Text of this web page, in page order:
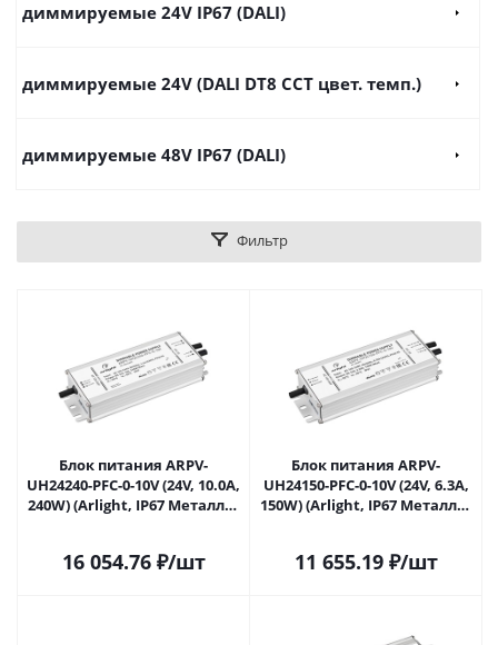
диммируемые 24V IP67 (DALI)
диммируемые 24V (DALI DT8 CCT цвет. темп.)
диммируемые 48V IP67 (DALI)
Фильтр
Блок питания ARPV-
UH24240-PFC-0-10V (24V, 10.0A,
240W) (Arlight, IP67 Металл, 7
16 054.76₽/шт
Блок питания ARPV-
UH24150-PFC-0-10V (24V, 6.3A,
150W) (Arlight, IP67 Металл, 7
11 655.19₽/шт